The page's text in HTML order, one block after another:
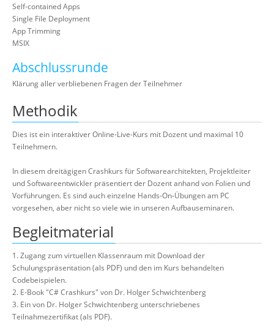
Self-contained Apps
Single File Deployment
App Trimming
MSIX
Abschlussrunde
Klärung aller verbliebenen Fragen der Teilnehmer
Methodik
Dies ist ein interaktiver Online-Live-Kurs mit Dozent und maximal 10
Teilnehmern.
In diesem dreitägigen Crashkurs für Softwarearchitekten, Projektleiter
und Softwareentwickler präsentiert der Dozent anhand von Folien und
Vorführungen. Es sind auch einzelne Hands-On-Übungen am PC
vorgesehen, aber nicht so viele wie in unseren Aufbauseminaren.
Begleitmaterial
1. Zugang zum virtuellen Klassenraum mit Download der
Schulungspräsentation (als PDF) und den im Kurs behandelten
Codebeispielen.
2. E-Book "C# Crashkurs" von Dr. Holger Schwichtenberg
3. Ein von Dr. Holger Schwichtenberg unterschriebenes
Teilnahmezertifikat (als PDF).